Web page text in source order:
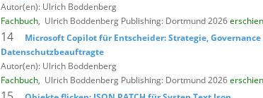
Autor(en): Ulrich Boddenberg
Fachbuch, Ulrich Boddenberg Publishing: Dortmund 2026
14
Microsoft Copilot für Entscheider: Strategie,
Datenschutzbeauftragte
Autor(en): Ulrich Boddenberg
Fachbuch, Ulrich Boddenberg Publishing: Dortmund 2026